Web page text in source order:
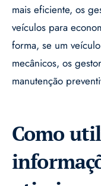
mais eficiente, os
veículos para
forma, se um
mecânicos, os
manutenção
Como